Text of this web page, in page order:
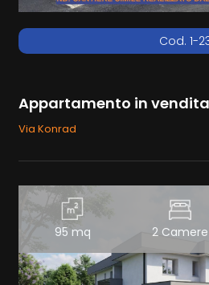
Cod. 1-
Appartamento in vendita
Via Konrad
95 mq 2 Camere